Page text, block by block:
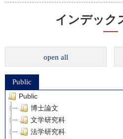
インデック
open all
Public
Public
博士論文
文学研究科
法学研究科